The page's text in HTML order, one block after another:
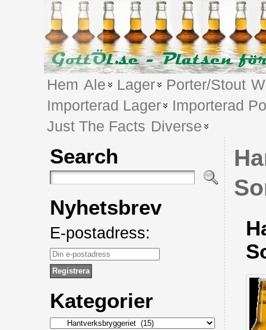
Hem Ale Lager Porter/Stout
Importerad Lager
Importerad
Just The Facts Diverse
Search
Nyhetsbrev
E-postadress:
Kategorier
Kategorier